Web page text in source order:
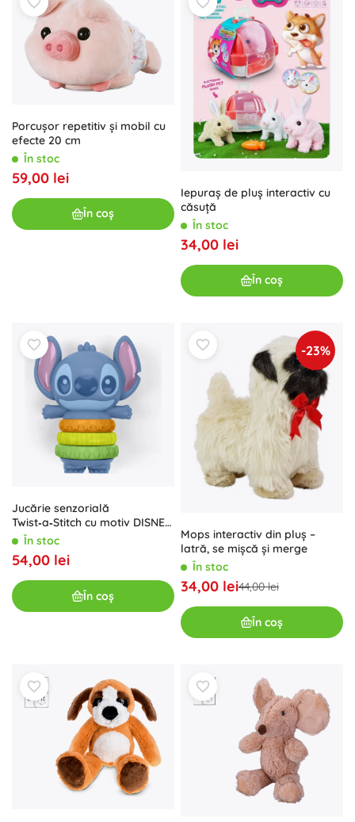
Porcușor repetitiv și mobil cu
efecte 20 cm
În stoc
59,00 lei
În coș
Iepuraș de pluș interactiv cu
căsuță
În stoc
34,00 lei
În coș
Jucărie senzorială
Twist‑a‑Stitch cu motiv DISNEY
STITCH 3m+
În stoc
54,00 lei
În coș
-23%
Mops interactiv din pluș –
latră, se mișcă și merge
În stoc
34,00 lei44,00 lei
În coș